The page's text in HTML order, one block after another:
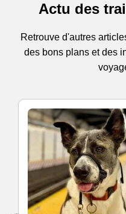
Actu des
Retrouve d'autres
des bons plans et des